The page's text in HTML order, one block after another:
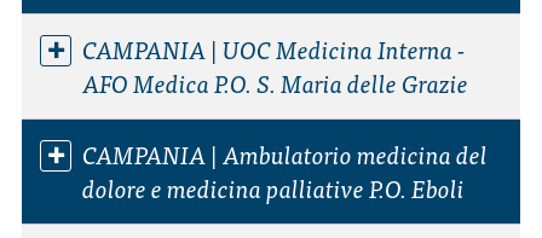
CAMPANIA | UOC Medicina Interna -
AFO Medica P.O. S. Maria delle Grazie
CAMPANIA | Ambulatorio medicina del
dolore e medicina palliative P.O. Eboli